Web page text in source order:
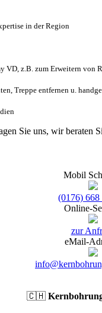
in der Region
z.B. zum Erweitern von
Treppe entfernen u.
Sie uns, wir beraten
Mobil
(0176) 668
Online-
zur
eMail-
🇨🇭